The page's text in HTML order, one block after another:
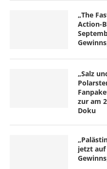
„The
Action-
„Salz
zur am
Doku
jetzt